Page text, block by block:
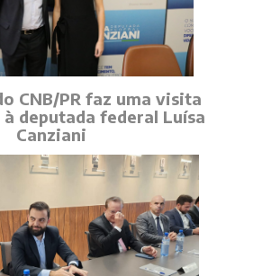
CNB/PR faz uma visita
deputada federal Luísa
Canziani